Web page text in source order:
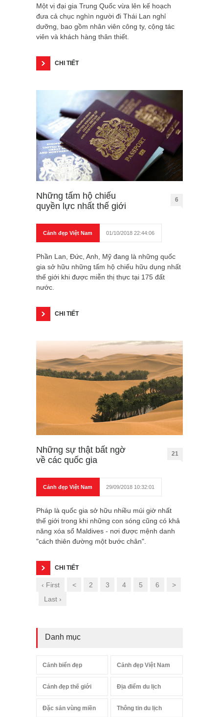
Một vị đại gia Trung Quốc vừa lên kế hoạch
đưa cả chục nghìn người đi Thái Lan nghỉ
dưỡng, bao gồm nhân viên công ty, cộng tác
viên và khách hàng thân thiết.
CHI TIẾT
Những tấm hộ chiếu
quyền lực nhất thế giới
6
Cảnh đẹp Việt Nam 01/10/2018 22:44:06
Phần Lan, Đức, Anh, Mỹ đang là những quốc
gia sở hữu những tấm hộ chiếu hữu dụng nhất
thế giới khi được miễn thị thực tại 175 đất
nước.
CHI TIẾT
Những sự thật bất ngờ
về các quốc gia
21
Cảnh đẹp Việt Nam 29/09/2018 10:32:01
Pháp là quốc gia sở hữu nhiều múi giờ nhất
thế giới trong khi những con sóng cũng có khả
năng xóa sổ Maldives - nơi được mệnh danh
"cách thiên đường một bước chân".
CHI TIẾT
‹ First < 2 3 4 5 6
>
Last ›
Danh mục
Cảnh biển đẹp Cảnh đẹp Việt Nam
Cảnh đẹp thế giới Địa điểm du lịch
Đặc sản vùng miền Thông tin du lịch